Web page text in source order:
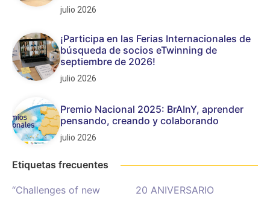
julio 2026
¡Participa en las Ferias Internacionales de
búsqueda de socios eTwinning de
septiembre de 2026!
julio 2026
Premio Nacional 2025: BrAInY, aprender
pensando, creando y colaborando
julio 2026
Etiquetas frecuentes
“Challenges of new
20 ANIVERSARIO